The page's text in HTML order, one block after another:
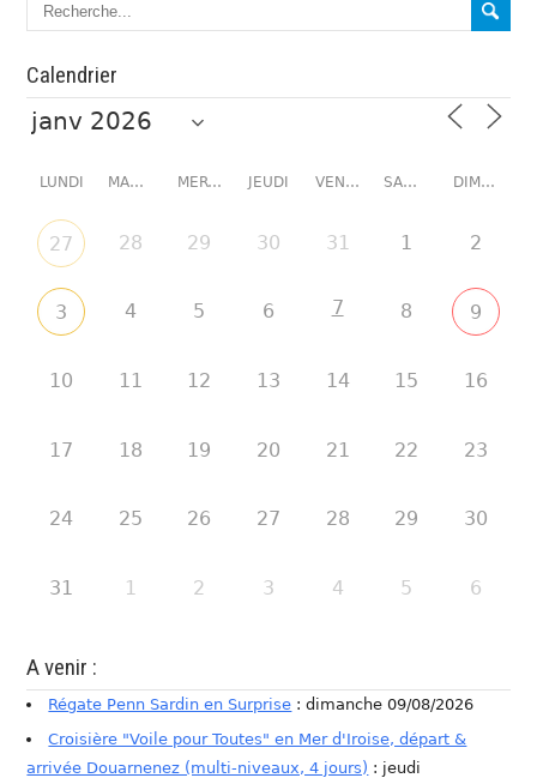
Calendrier
LUNDI MARDI MERCREDI JEUDI VENDREDI SAMEDI DIMANCHE
27 28 29 30 31 1 2
3 4 5 6 7 8 9
10 11 12 13 14 15 16
17 18 19 20 21 22 23
24 25 26 27 28 29 30
31 1 2 3 4 5 6
A venir :
Régate Penn Sardin en Surprise : dimanche 09/08/2026
Croisière "Voile pour Toutes" en Mer d'Iroise, départ &
arrivée Douarnenez (multi-niveaux, 4 jours) : jeudi